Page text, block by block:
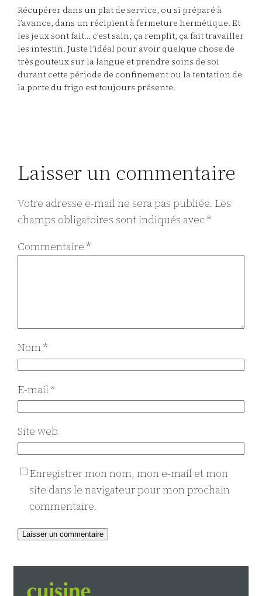
Récupérer dans un plat de service, ou si préparé à
l’avance, dans un récipient à fermeture hermétique. Et
les jeux sont fait… c’est sain, ça remplit, ça fait travailler
les intestin. Juste l’idéal pour avoir quelque chose de
très gouteux sur la langue et prendre soins de soi
durant cette période de confinement ou la tentation de
la porte du frigo est toujours présente.
Laisser un commentaire
Votre adresse e-mail ne sera pas publiée. Les
champs obligatoires sont indiqués avec*
Commentaire*
Nom*
E-mail*
Site web
Enregistrer mon nom, mon e-mail et mon
site dans le navigateur pour mon prochain
commentaire.